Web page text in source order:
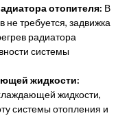
отопителя: В
не требуется, задвижка
радиатора
системы
жидкости:
жидкости,
системы отопления и